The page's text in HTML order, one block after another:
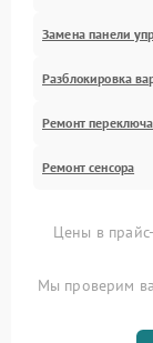
Замена панели
Разблокировка
Ремонт
Ремонт сенсора
Цены в
Мы проверим